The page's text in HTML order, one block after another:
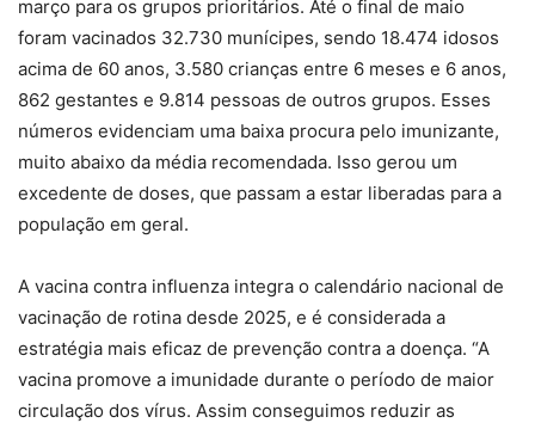
março para os grupos prioritários. Até o final de maio
foram vacinados 32.730 munícipes, sendo 18.474 idosos
acima de 60 anos, 3.580 crianças entre 6 meses e 6 anos,
862 gestantes e 9.814 pessoas de outros grupos. Esses
números evidenciam uma baixa procura pelo imunizante,
muito abaixo da média recomendada. Isso gerou um
excedente de doses, que passam a estar liberadas para a
população em geral.
A vacina contra influenza integra o calendário nacional de
vacinação de rotina desde 2025, e é considerada a
estratégia mais eficaz de prevenção contra a doença. “A
vacina promove a imunidade durante o período de maior
circulação dos vírus. Assim conseguimos reduzir as